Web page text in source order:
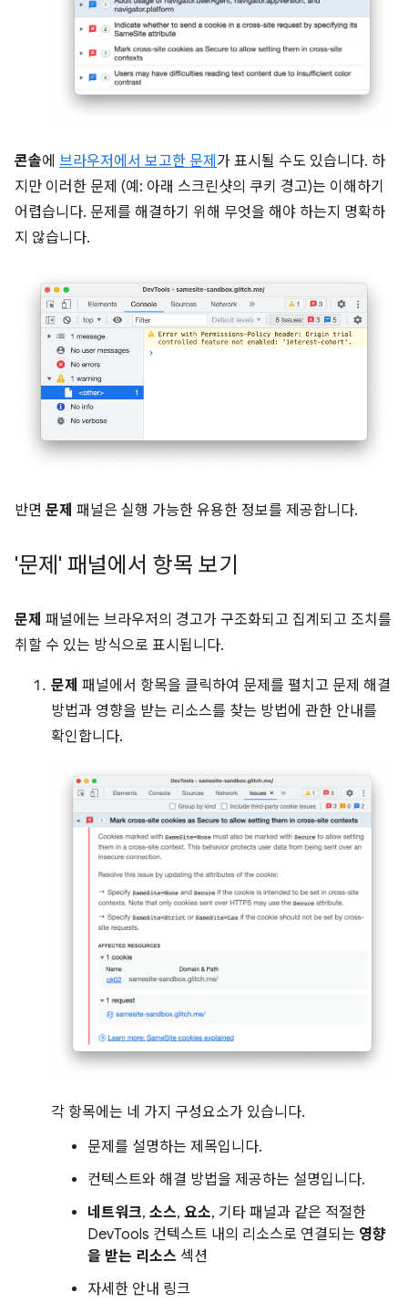
콘솔에 브라우저에서 보고한 문제 가 표시될 수도 있습니다. 하
지만 이러한 문제 (예: 아래 스크린샷의 쿠키 경고)는 이해하기
어렵습니다. 문제를 해결하기 위해 무엇을 해야 하는지 명확하
지 않습니다.
반면 문제 패널은 실행 가능한 유용한 정보를 제공합니다.
'문제' 패널에서 항목 보기
문제 패널에는 브라우저의 경고가 구조화되고 집계되고 조치를
취할 수 있는 방식으로 표시됩니다.
문제 패널에서 항목을 클릭하여 문제를 펼치고 문제 해결
방법과 영향을 받는 리소스를 찾는 방법에 관한 안내를
확인합니다.
각 항목에는 네 가지 구성요소가 있습니다.
문제를 설명하는 제목입니다.
컨텍스트와 해결 방법을 제공하는 설명입니다.
네트워크, 소스, 요소, 기타 패널과 같은 적절한
DevTools 컨텍스트 내의 리소스로 연결되는 영향
을 받는 리소스 섹션
자세한 안내 링크